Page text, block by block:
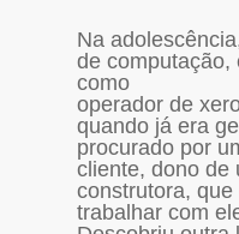
Na
de computação,
como
operador de
quando já era
procurado por
cliente, dono de
construtora,
trabalhar com